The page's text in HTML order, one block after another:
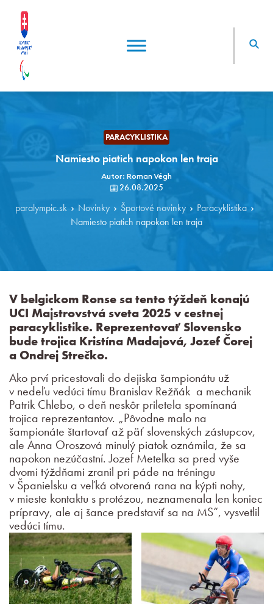
PARACYKLISTIKA
Namiesto piatich napokon len traja
Autor: Roman Végh
26.08.2025
paralympic.sk Novinky Športové novinky
Paracyklistika
Namiesto piatich napokon len traja
V belgickom Ronse sa tento týždeň konajú
UCI Majstrovstvá sveta 2025 v cestnej
paracyklistike. Reprezentovať Slovensko
bude trojica Kristína Madajová, Jozef Čorej
a Ondrej Strečko.
Ako prví pricestovali do dejiska šampionátu už
v nedeľu vedúci tímu Branislav Režňák a mechanik
Patrik Chlebo, o deň neskôr priletela spomínaná
trojica reprezentantov. „Pôvodne malo na
šampionáte štartovať až päť slovenských zástupcov,
ale Anna Oroszová minulý piatok oznámila, že sa
napokon nezúčastní. Jozef Metelka sa pred vyše
dvomi týždňami zranil pri páde na tréningu
v Španielsku a veľká otvorená rana na kýpti nohy,
v mieste kontaktu s protézou, neznamenala len koniec
prípravy, ale aj šance predstaviť sa na MS“, vysvetlil
vedúci tímu.